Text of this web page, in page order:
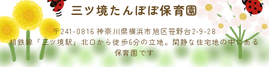
三ツ境たんぽぽ保育園
〒241-0816 神奈川県横浜市旭区笹野台2-9-28
相鉄線「三ツ境駅」北口から徒歩6分の立地。閑静な住宅地の中にある
保育園です